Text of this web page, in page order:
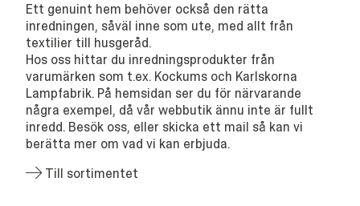
Ett genuint hem behöver också den rätta
inredningen, såväl inne som ute, med allt från
textilier till husgeråd.
Hos oss hittar du inredningsprodukter från
varumärken som t.ex. Kockums och Karlskorna
Lampfabrik. På hemsidan ser du för närvarande
några exempel, då vår webbutik ännu inte är fullt
inredd. Besök oss, eller skicka ett mail så kan vi
berätta mer om vad vi kan erbjuda.
Till sortimentet